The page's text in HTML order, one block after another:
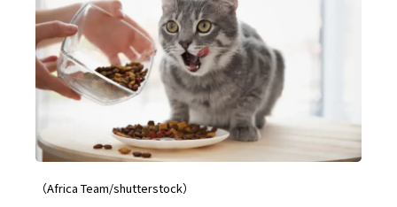
（Africa Team/shutterstock）